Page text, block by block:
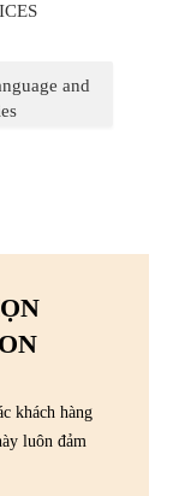
and
khách hàng
luôn đảm